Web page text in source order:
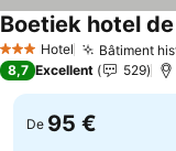
3 ÉtoilesHotel Bâtiment
Boetiek hotel
8,7 Excellent 529
De 95 €